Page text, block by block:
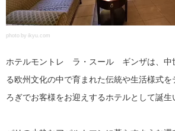
photo by ikyu.com
ホテルモントレ ラ・スール ギンザは、中
る欧州文化の中で育まれた伝統や生活様式を
ろぎでお客様をお迎えするホテルとして誕生